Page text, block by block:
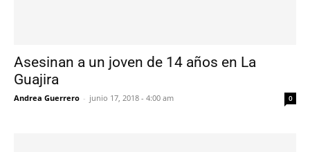
Asesinan a un joven de 14 años en La
Guajira
Andrea Guerrero - junio 17, 2018 - 4:00 am 0